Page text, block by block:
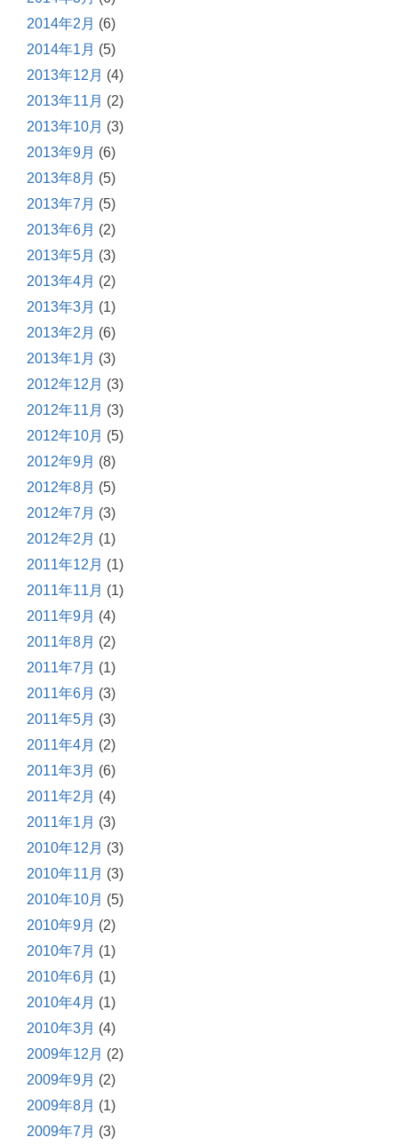
2014年2月 (6)
2014年1月 (5)
2013年12月 (4)
2013年11月 (2)
2013年10月 (3)
2013年9月 (6)
2013年8月 (5)
2013年7月 (5)
2013年6月 (2)
2013年5月 (3)
2013年4月 (2)
2013年3月 (1)
2013年2月 (6)
2013年1月 (3)
2012年12月 (3)
2012年11月 (3)
2012年10月 (5)
2012年9月 (8)
2012年8月 (5)
2012年7月 (3)
2012年2月 (1)
2011年12月 (1)
2011年11月 (1)
2011年9月 (4)
2011年8月 (2)
2011年7月 (1)
2011年6月 (3)
2011年5月 (3)
2011年4月 (2)
2011年3月 (6)
2011年2月 (4)
2011年1月 (3)
2010年12月 (3)
2010年11月 (3)
2010年10月 (5)
2010年9月 (2)
2010年7月 (1)
2010年6月 (1)
2010年4月 (1)
2010年3月 (4)
2009年12月 (2)
2009年9月 (2)
2009年8月 (1)
2009年7月 (3)